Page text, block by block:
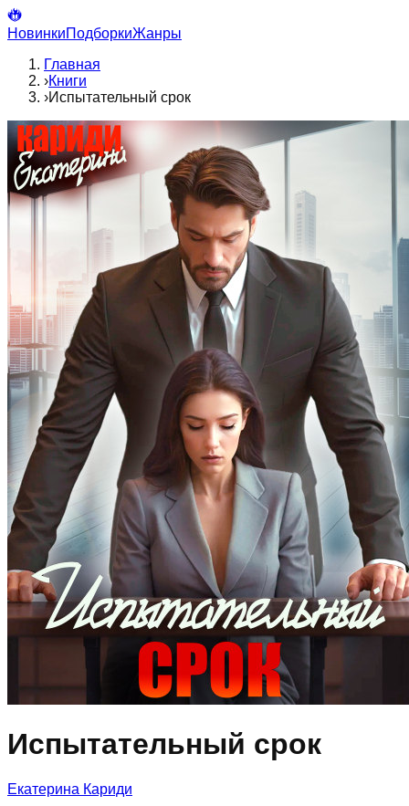
НовинкиПодборкиЖанры
Главная
›Книги
›Испытательный срок
Испытательный срок
Екатерина Кариди